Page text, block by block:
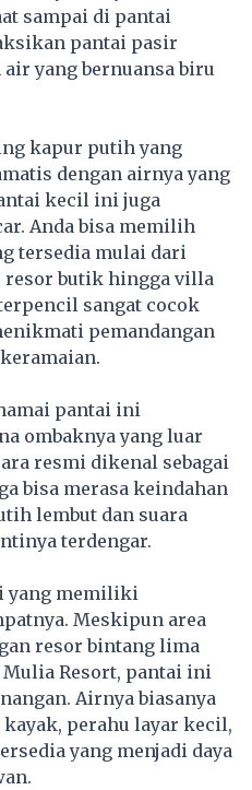
sampai di pantai
pantai pasir
yang bernuansa biru
kapur putih yang
dengan airnya yang
kecil ini juga
Anda bisa memilih
tersedia mulai dari
resor butik hingga villa
sangat cocok
pemandangan
pantai ini
ombaknya yang luar
resmi dikenal sebagai
bisa merasa keindahan
lembut dan suara
terdengar.
yang memiliki
Meskipun area
resor bintang lima
Mulia Resort, pantai ini
Airnya biasanya
perahu layar kecil,
yang menjadi daya